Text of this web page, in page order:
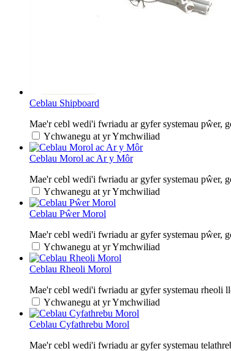
Ceblau Shipboard
Mae'r cebl wedi'i fwriadu ar gyfer systemau pŵer,
Ychwanegu at yr Ymchwiliad
Ceblau Morol ac Ar y Môr
Mae'r cebl wedi'i fwriadu ar gyfer systemau pŵer,
Ychwanegu at yr Ymchwiliad
Ceblau Pŵer Morol
Mae'r cebl wedi'i fwriadu ar gyfer systemau pŵer,
Ychwanegu at yr Ymchwiliad
Ceblau Rheoli Morol
Mae'r cebl wedi'i fwriadu ar gyfer systemau rheoli
Ychwanegu at yr Ymchwiliad
Ceblau Cyfathrebu Morol
Mae'r cebl wedi'i fwriadu ar gyfer systemau